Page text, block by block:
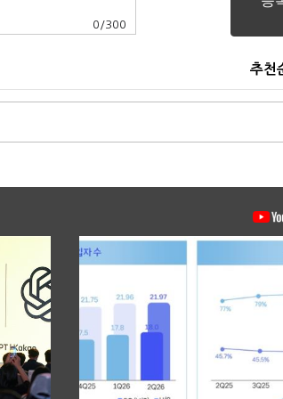
0 /300
추천